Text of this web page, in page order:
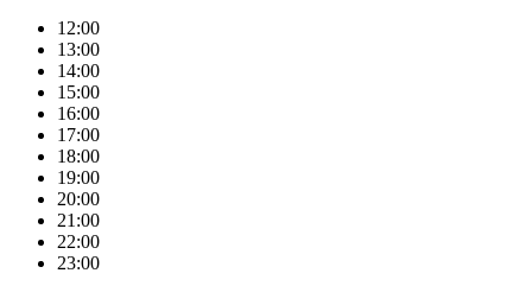
12:00
13:00
14:00
15:00
16:00
17:00
18:00
19:00
20:00
21:00
22:00
23:00